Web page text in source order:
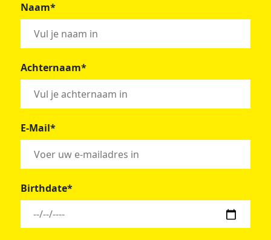
Naam*
Achternaam*
E-Mail*
Birthdate*